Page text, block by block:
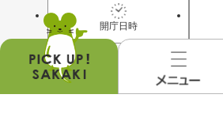
お
メ
ニ
開庁日時